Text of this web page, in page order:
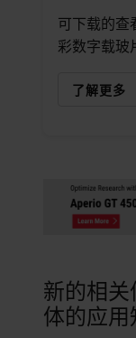
可下载的查
彩数字载玻
了解更多
新的相
体的应用